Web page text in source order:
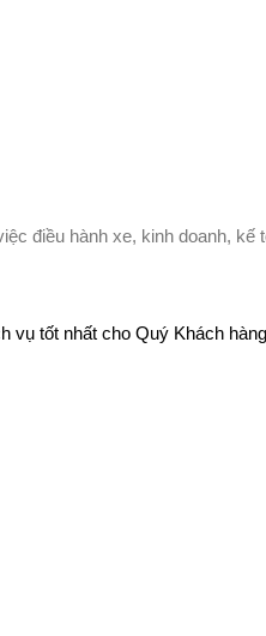
điều hành xe, kinh doanh, kế
vụ tốt nhất cho Quý Khách